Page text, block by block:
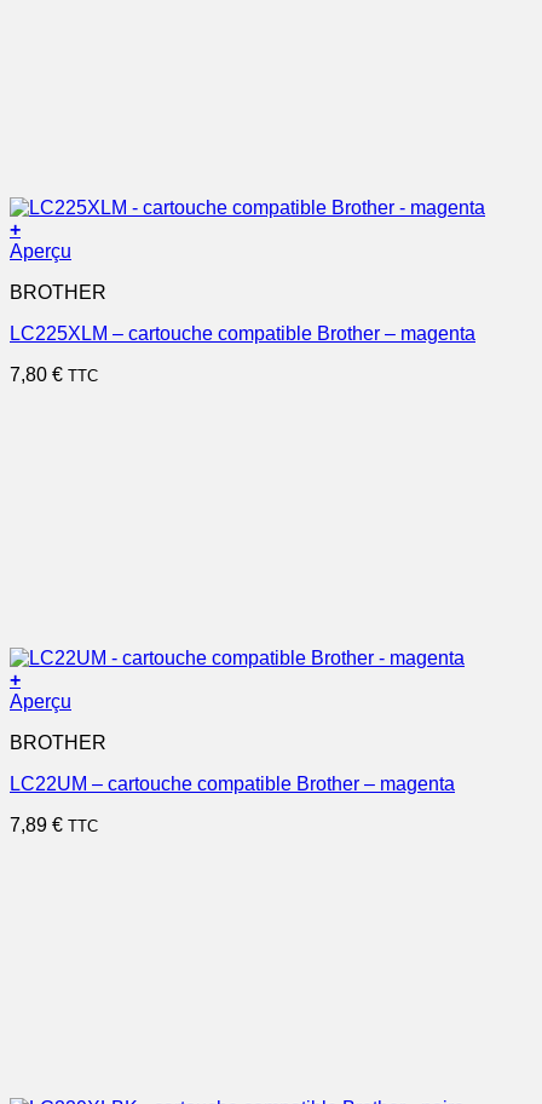
+
Aperçu
BROTHER
LC225XLM – cartouche compatible Brother – magenta
7,80 € TTC
+
Aperçu
BROTHER
LC22UM – cartouche compatible Brother – magenta
7,89 € TTC